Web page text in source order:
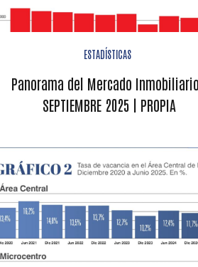
ESTADÍSTICAS
Panorama del Mercado
SEPTIEMBRE 2025 | PROPIA